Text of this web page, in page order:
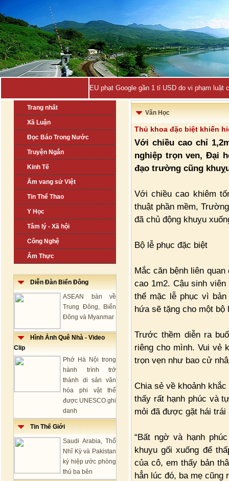
EU phạt Google gần 1 tỉ USD do vi phạm luật
Trang nhất
Xã Luận
Đọc Báo Trong Nước
Truyện Ngắn
Kinh Tế
Âm vang sử Việt
Tin Thể Thao
Y Học
Tâm lý - Xã hội
Công Nghệ
Ẩm Thực
Diễn Đàn Biển Đông
ASEAN bàn về
Trung Đông, Biển
Đông và Myanmar
Hình Ảnh Quê Nhà - Video
Clip
Phở Hà Nội trong
hành trình trở
thành di sản văn
hóa phi vật thể
được UNESCO ghi
danh
Tin Thế Giới
Saudi Arabia, Thổ
Nhĩ Kỳ và Pakistan
ký hiệp ước phòng
thủ ba bên
Văn Học
Thủ khoa đặc biệt khiến
Với chiều cao chỉ
nghiệp trọn ven, Đại
đạo trường cũng
Với chiều cao khiêm
thuật phần mềm,
đã chủ động khuỵu
Bộ lễ phục đặc biệt
Mắc căn bệnh liên
cao 1m2. Cậu sinh
thể mặc lễ phục vì
hứa sẽ tặng cho một bộ
Trước thềm diễn ra
riêng cho mình. Vui vẻ
trọn vẹn như bao cử
Chia sẻ về khoảnh
thấy rất hạnh phúc và
mỏi đã được gặt hái trái
“Bất ngờ và hạnh
khuỵu gối xuống để
của cô, em thấy bản
hẳn lúc đó, ba mẹ cũng